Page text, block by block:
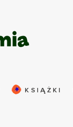
KSIĄŻKI